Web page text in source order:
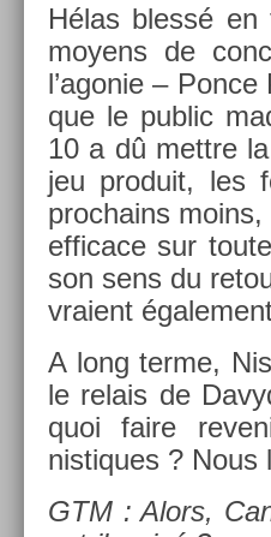
Hélas blessé
moyens de
l’agonie –
que le pub­lic
10 a dû mettre
jeu pro­duit, les
pro­chains
ef­ficace sur
son sens du
vraient
A long terme,
le re­lais de
quoi faire
nistiques ? Nous
GTM : Alors,